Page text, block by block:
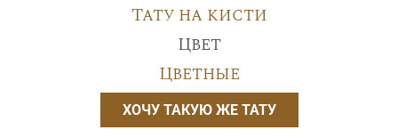
Тату на кисти
Цвет
Цветные
ХОЧУ ТАКУЮ ЖЕ ТАТУ